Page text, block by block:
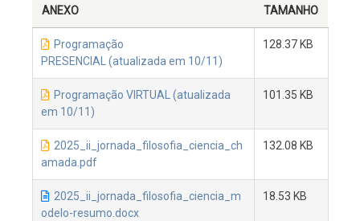
ANEXO
TAMANHO
Programação
PRESENCIAL (atualizada em 10/11)
128.37 KB
Programação VIRTUAL (atualizada
em 10/11)
101.35 KB
2025_ii_jornada_filosofia_ciencia_ch
amada.pdf
132.08 KB
2025_ii_jornada_filosofia_ciencia_m
odelo-resumo.docx
18.53 KB